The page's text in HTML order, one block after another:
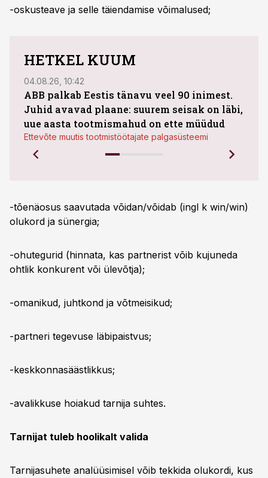
-oskusteave ja selle täiendamise võimalused;
HETKEL KUUM
04.08.26, 10:42
ABB palkab Eestis tänavu veel 90 inimest.
Juhid avavad plaane: suurem seisak on läbi,
uue aasta tootmismahud on ette müüdud
Ettevõte muutis tootmistöötajate palgasüsteemi
-tõenäosus saavutada võidan/võidab (ingl k win/win)
olukord ja sünergia;
-ohutegurid (hinnata, kas partnerist võib kujuneda
ohtlik konkurent või ülevõtja);
-omanikud, juhtkond ja võtmeisikud;
-partneri tegevuse läbipaistvus;
-keskkonnasäästlikkus;
-avalikkuse hoiakud tarnija suhtes.
Tarnijat tuleb hoolikalt valida
Tarnijasuhete analüüsimisel võib tekkida olukordi, kus